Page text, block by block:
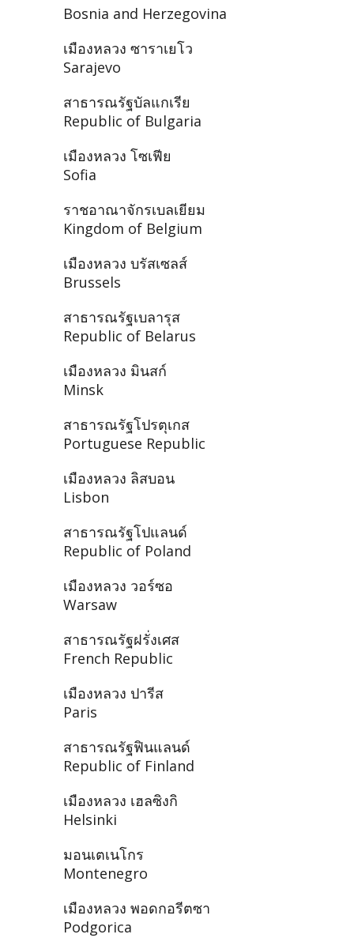
Bosnia and Herzegovina
เมืองหลวง ซาราเยโว
Sarajevo
สาธารณรัฐบัลแกเรีย
Republic of Bulgaria
เมืองหลวง โซเฟีย
Sofia
ราชอาณาจักรเบลเยียม
Kingdom of Belgium
เมืองหลวง บรัสเซลส์
Brussels
สาธารณรัฐเบลารุส
Republic of Belarus
เมืองหลวง มินสก์
Minsk
สาธารณรัฐโปรตุเกส
Portuguese Republic
เมืองหลวง ลิสบอน
Lisbon
สาธารณรัฐโปแลนด์
Republic of Poland
เมืองหลวง วอร์ซอ
Warsaw
สาธารณรัฐฝรั่งเศส
French Republic
เมืองหลวง ปารีส
Paris
สาธารณรัฐฟินแลนด์
Republic of Finland
เมืองหลวง เฮลซิงกิ
Helsinki
มอนเตเนโกร
Montenegro
เมืองหลวง พอดกอรีตซา
Podgorica